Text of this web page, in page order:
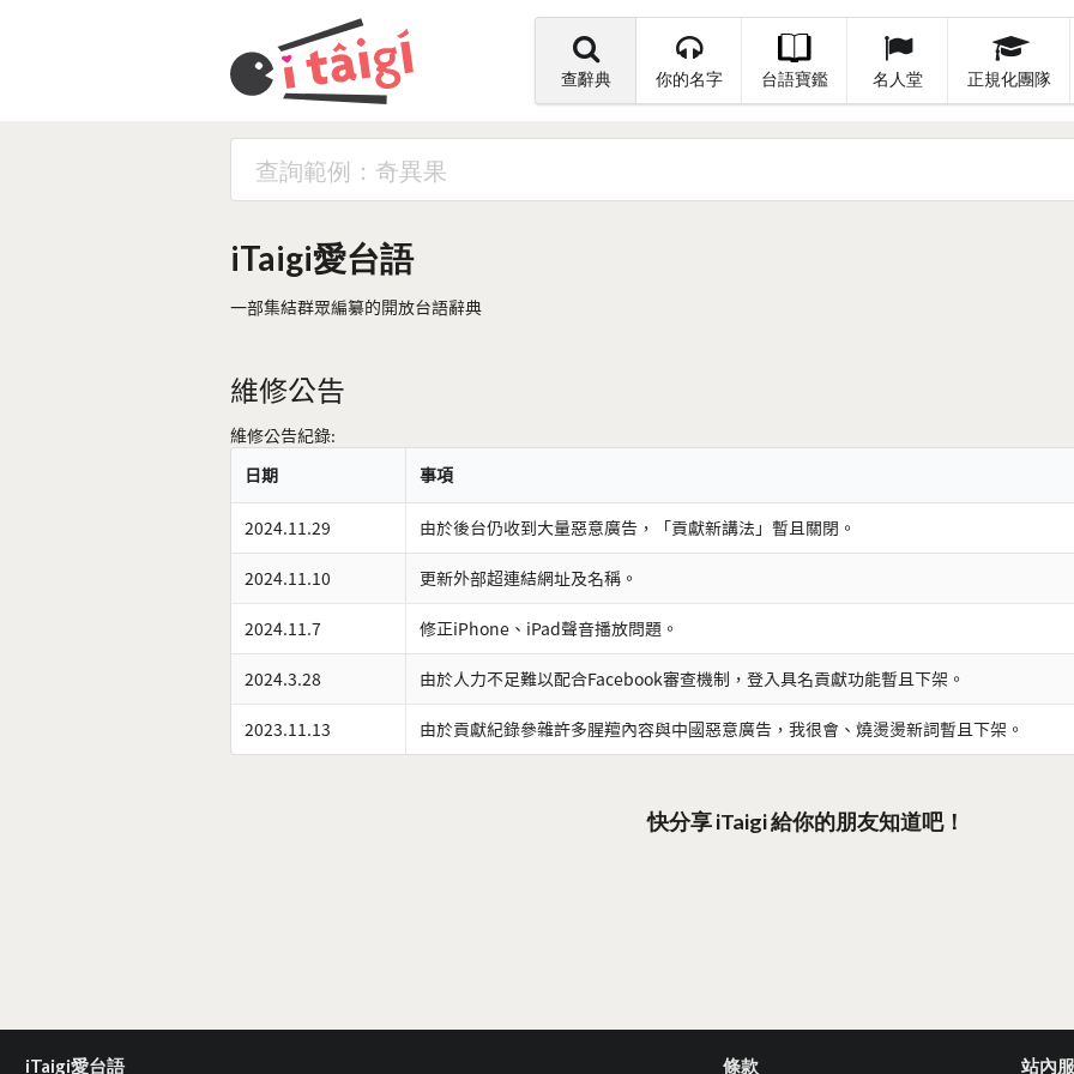
查辭典 你的名字 台語寶鑑 名人堂 正規化團隊
iTaigi愛台語
一部集結群眾編纂的開放台語辭典
維修公告
維修公告紀錄:
日期
事項
2024.11.29 由於後台仍收到大量惡意廣告，「貢獻新講法」暫且關閉。
2024.11.10 更新外部超連結網址及名稱。
2024.11.7 修正iPhone、iPad聲音播放問題。
2024.3.28 由於人力不足難以配合Facebook審查機制，登入具名貢獻功能暫且下架。
2023.11.13 由於貢獻紀錄參雜許多腥羶內容與中國惡意廣告，我很會、燒燙燙新詞暫且下架。
快分享 iTaigi 給你的朋友知道吧！
iTaigi愛台語 條款 站內